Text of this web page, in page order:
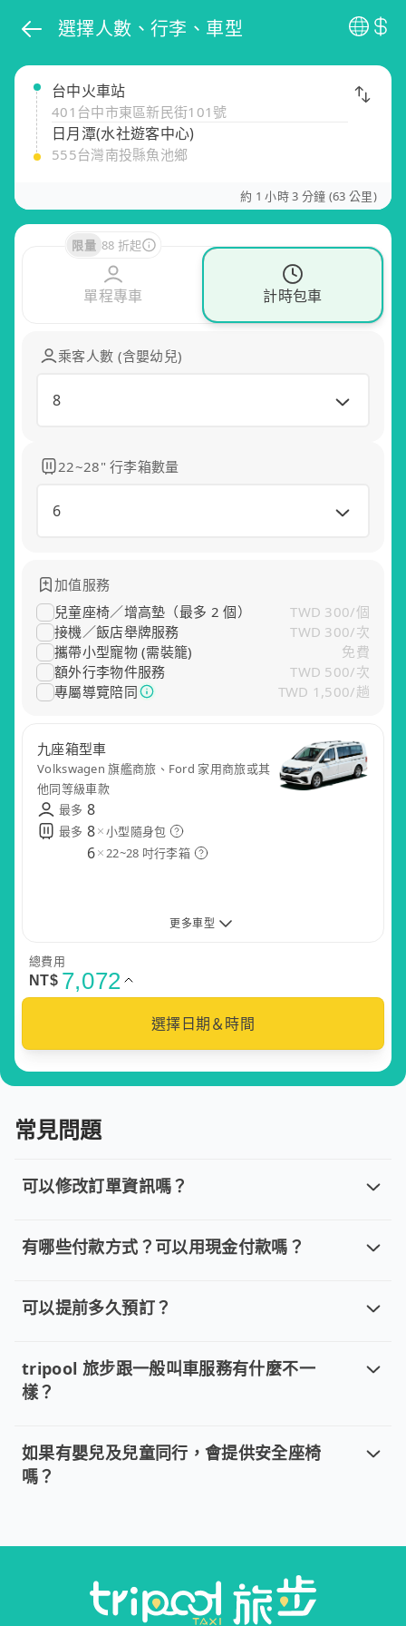
選擇人數、行李、車型
台中火車站
401台中市東區新民街101號
日月潭(水社遊客中心)
555台灣南投縣魚池鄉
約 1 小時 3 分鐘 (63 公里)
限量 88 折起
單程專車 計時包車
乘客人數 (含嬰幼兒)
8
22~28" 行李箱數量
6
加值服務
兒童座椅／增高墊（最多 2 個）
TWD 300/個
接機／飯店舉牌服務
TWD 300/次
攜帶小型寵物 (需裝籠)
免費
額外行李物件服務
TWD 500/次
專屬導覽陪同
TWD 1,500/趟
五座小轎車
Toyota Altis 舒適轎車或其他同等級車款
最多 8
最多 8 小型隨身包
6 22~28 吋行李箱
五座休旅車
Toyota Corolla Cross、RAV4 運動休旅或其
他同等車款
最多 8
最多 8 小型隨身包
6 22~28 吋行李箱
九座箱型車
Volkswagen 旗艦商旅、Ford 家用商旅或其
他同等級車款
最多 8
最多 8 小型隨身包
6 22~28 吋行李箱
尊榮轎車
Mercedes-Benz E-Class、BMW 5 Series 等
同級車款
最多 8
最多 8 小型隨身包
6 22~28 吋行李箱
尊榮商務
Toyota Alphard、Lexus LM 或其他同等級車
款
最多 8
最多 8 小型隨身包
6 22~28 吋行李箱
保母車
Volkswagen Crafter 或其他同等級車款
最多 8
最多 8 小型隨身包
6 22~28 吋行李箱
無障礙車
Volkswagen Caddy 無障礙版或同級車款
最多 8
最多 8 小型隨身包
6 22~28 吋行李箱
五座小轎車
尊榮轎車 尊榮商務 保母車
無障礙車
更多車型
總費用
NT$ 7,072
選擇日期＆時間
常見問題
可以修改訂單資訊嗎？
有哪些付款方式？可以用現金付款嗎？
可以提前多久預訂？
tripool 旅步跟一般叫車服務有什麼不一
樣？
如果有嬰兒及兒童同行，會提供安全座椅
嗎？